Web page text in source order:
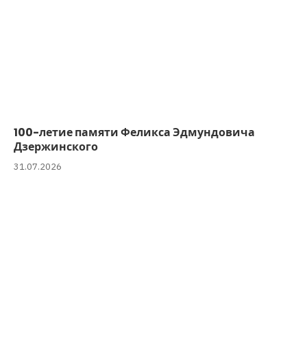
100-летие памяти Феликса Эдмундовича
Дзержинского
31.07.2026